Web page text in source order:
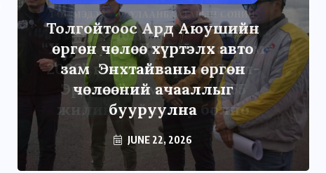
Толгойтоос Ард Аюушийн
өргөн чөлөө хүртэлх авто
зам Энхтайваны өргөн
чөлөөний ачааллыг
бууруулна
JUNE 22, 2026